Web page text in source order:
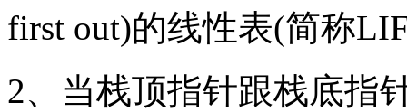
first out)的线性表(简称
2、当栈顶指针跟栈底指